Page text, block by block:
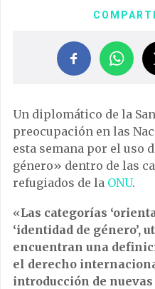
Un diplomático de la
preocupación en las
esta semana por el uso
género» dentro de las
refugiados de la ONU.
«Las categorías
‘identidad de género’,
encuentran una
el derecho
introducción de